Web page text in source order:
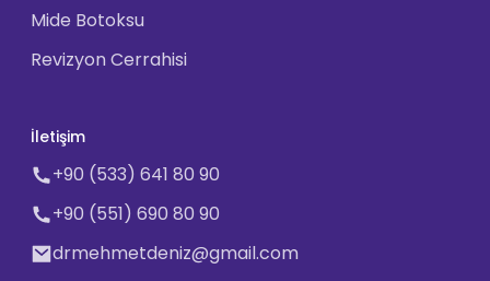
Mide Botoksu
Revizyon Cerrahisi
İletişim
+90 (533) 641 80 90
+90 (551) 690 80 90
drmehmetdeniz@gmail.com